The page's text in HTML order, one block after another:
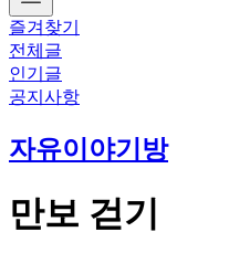
즐겨찾기
전체글
인기글
공지사항
자유이야기방
만보 걷기